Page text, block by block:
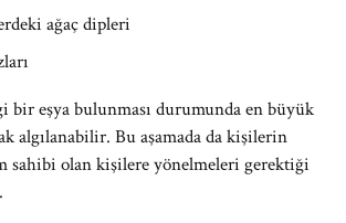
ağaç dipleri
bir eşya bulunması durumunda en büyük
algılanabilir. Bu aşamada da kişilerin
sahibi olan kişilere yönelmeleri gerektiği